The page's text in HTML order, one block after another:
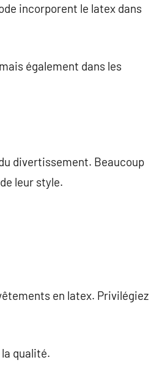
incorporent le latex dans
également dans les
divertissement. Beaucoup
leur style.
en latex. Privilégiez
qualité.